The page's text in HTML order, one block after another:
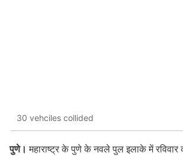
30 vehciles collided
पुणे। महाराष्ट्र के पुणे के नवले पुल इलाके में रविवार